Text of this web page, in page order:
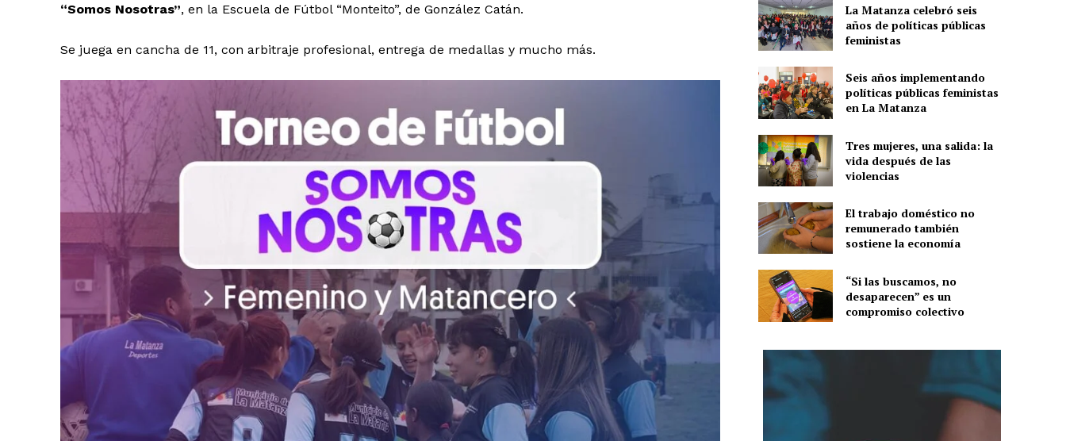
“Somos Nosotras”, en la Escuela de Fútbol “Monteito”, de González Catán.
Se juega en cancha de 11, con arbitraje profesional, entrega de medallas y mucho más.
La Matanza celebró seis
años de políticas públicas
feministas
Seis años implementando
políticas públicas feministas
en La Matanza
Tres mujeres, una salida: la
vida después de las
violencias
El trabajo doméstico no
remunerado también
sostiene la economía
“Si las buscamos, no
desaparecen” es un
compromiso colectivo